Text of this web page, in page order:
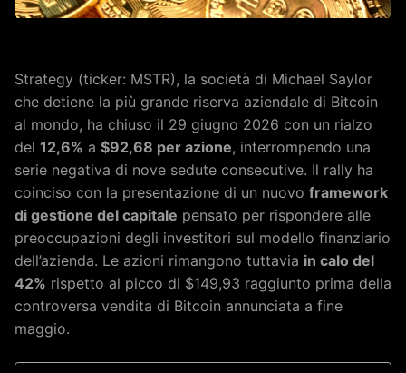
Strategy (ticker: MSTR), la società di Michael Saylor
che detiene la più grande riserva aziendale di Bitcoin
al mondo, ha chiuso il 29 giugno 2026 con un rialzo
del 12,6% a $92,68 per azione, interrompendo una
serie negativa di nove sedute consecutive. Il rally ha
coinciso con la presentazione di un nuovo framework
di gestione del capitale pensato per rispondere alle
preoccupazioni degli investitori sul modello finanziario
dell’azienda. Le azioni rimangono tuttavia in calo del
42% rispetto al picco di $149,93 raggiunto prima della
controversa vendita di Bitcoin annunciata a fine
maggio.